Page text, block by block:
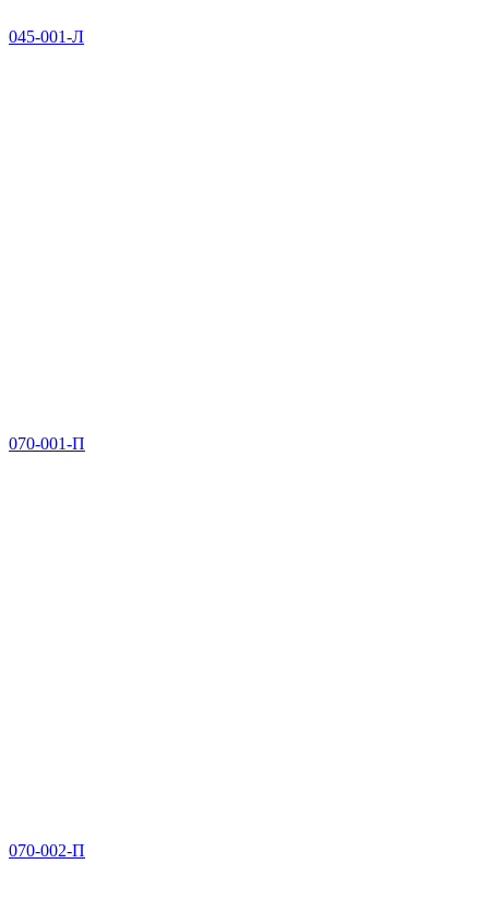
045-001-Л
070-001-П
070-002-П